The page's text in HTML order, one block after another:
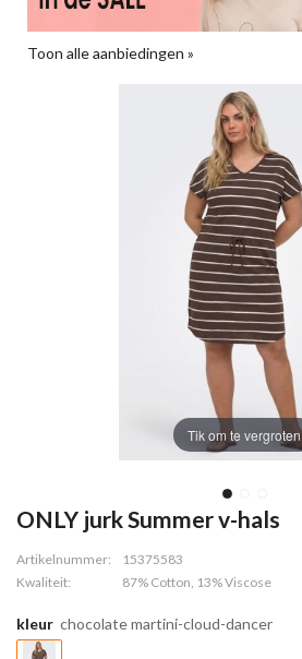
Toon alle aanbiedingen »
Tik om te vergroten
ONLY jurk Summer v-hals
Artikelnummer:
15375583
Kwaliteit:
87% Cotton, 13% Viscose
kleur chocolate martini-cloud-dancer